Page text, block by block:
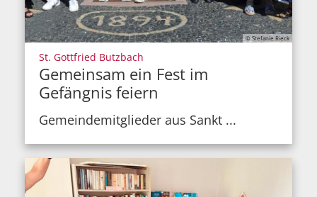
© Stefanie Rieck
St. Gottfried Butzbach
Gemeinsam ein Fest im
Gefängnis feiern
Gemeindemitglieder aus Sankt ...